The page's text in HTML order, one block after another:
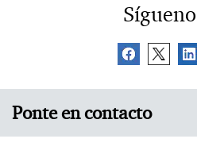
Ponte en contacto